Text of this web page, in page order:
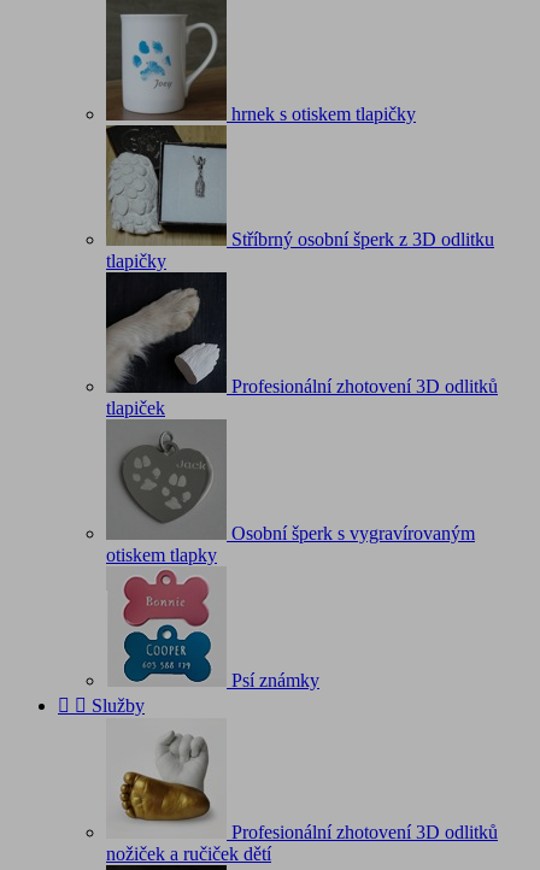
hrnek s otiskem tlapičky
Stříbrný osobní šperk z 3D odlitku
tlapičky
Profesionální zhotovení 3D odlitků
tlapiček
Osobní šperk s vygravírovaným
otiskem tlapky
Psí známky
  Služby
Profesionální zhotovení 3D odlitků
nožiček a ručiček dětí